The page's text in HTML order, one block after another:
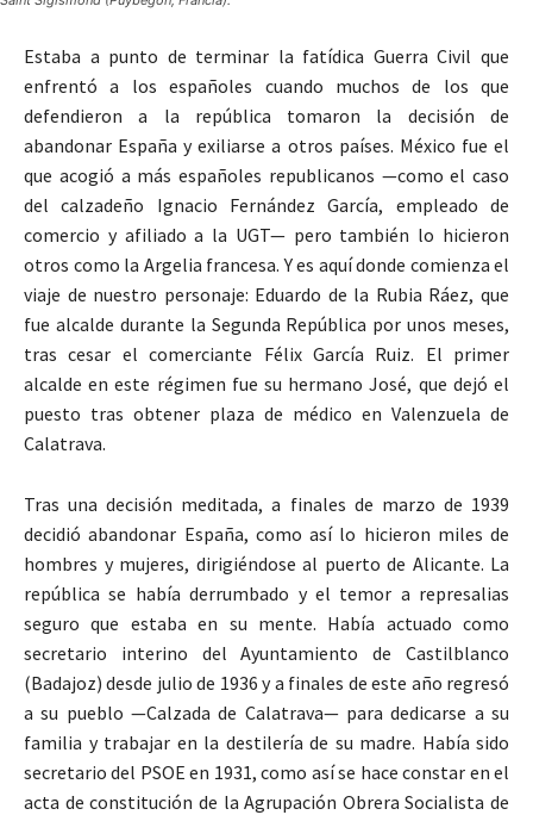
Estaba a punto de terminar la fatídica Guerra Civil que
enfrentó a los españoles cuando muchos de los que
defendieron a la república tomaron la decisión de
abandonar España y exiliarse a otros países. México fue el
que acogió a más españoles republicanos —como el caso
del calzadeño Ignacio Fernández García, empleado de
comercio y afiliado a la UGT— pero también lo hicieron
otros como la Argelia francesa. Y es aquí donde comienza el
viaje de nuestro personaje: Eduardo de la Rubia Ráez, que
fue alcalde durante la Segunda República por unos meses,
tras cesar el comerciante Félix García Ruiz. El primer
alcalde en este régimen fue su hermano José, que dejó el
puesto tras obtener plaza de médico en Valenzuela de
Calatrava.
Tras una decisión meditada, a finales de marzo de 1939
decidió abandonar España, como así lo hicieron miles de
hombres y mujeres, dirigiéndose al puerto de Alicante. La
república se había derrumbado y el temor a represalias
seguro que estaba en su mente. Había actuado como
secretario interino del Ayuntamiento de Castilblanco
(Badajoz) desde julio de 1936 y a finales de este año regresó
a su pueblo —Calzada de Calatrava— para dedicarse a su
familia y trabajar en la destilería de su madre. Había sido
secretario del PSOE en 1931, como así se hace constar en el
acta de constitución de la Agrupación Obrera Socialista de